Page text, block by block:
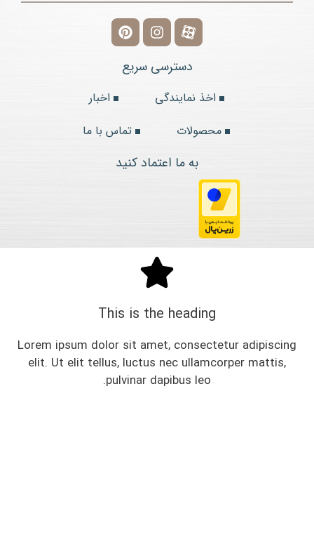
دسترسی سریع
اخذ نمایندگی
اخبار
محصولات
تماس با ما
به ما اعتماد کنید
This is the heading
Lorem ipsum dolor sit amet, consectetur adipiscing
elit. Ut elit tellus, luctus nec ullamcorper mattis,
pulvinar dapibus leo.